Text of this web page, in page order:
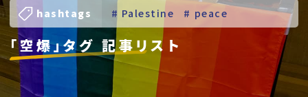
hashtags # Palestine # peace
# Ukraine # Young Women
「空爆」タグ 記事リスト